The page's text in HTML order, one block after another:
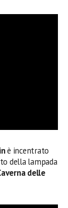
è incentrato
della lampada
delle